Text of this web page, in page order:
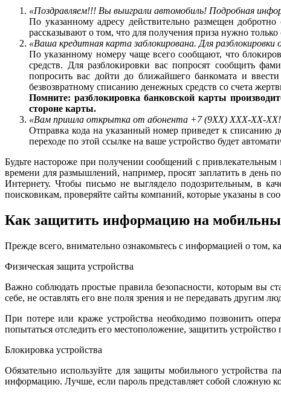
«Поздравляем!!! Вы выиграли автомобиль! Подробная
По указанному адресу действительно размещен
рассказывают о том, что для получения приза нужно
«Ваша кредитная карта заблокирована. Для
По указанному номеру чаще всего сообщают, что
средств. Для разблокировки вас попросят сообщить
попросить вас дойти до ближайшего банкомата и
безвозвратному списанию денежных средств со счета
Помните: разблокировка банковской карты
стороне карты.
«Вам пришла открытка от абонента +7 (9ХХ) ХХХ-ХХ-
Отправка кода на указанный номер приведет к списанию
переходе по этой ссылке на ваше устройство будет
Будьте настороже при получении сообщений с
времени для размышлений, например, просят заплатить в день
Интернету. Чтобы письмо не выглядело подозрительным, в
поисковикам, проверяйте сайты компаний, которые указаны в
Как защитить информацию на
Прежде всего, внимательно ознакомьтесь с информацией о том,
Физическая защита устройства
Важно соблюдать простые правила безопасности, которым вы
себе, не оставлять его вне поля зрения и не передавать другим
При потере или краже устройства необходимо позвонить
попытаться отследить его местоположение, защитить
Блокировка устройства
Обязательно используйте для защиты мобильного
информацию. Лучше, если пароль представляет собой сложную